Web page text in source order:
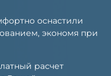
оснастили
экономя при
расчет